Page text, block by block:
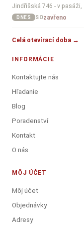
Jindřišská 746 - v pasáži,
DNES SOzavřeno
Celá otevírací doba →
INFORMÁCIE
Kontaktujte nás
Hľadanie
Blog
Poradenství
Kontakt
O nás
MÔJ ÚČET
Môj účet
Objednávky
Adresy